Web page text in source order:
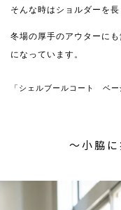
そんな時はショルダーを
冬場の厚手のアウターに
になっています。
「シェルブールコート ベ
〜小脇